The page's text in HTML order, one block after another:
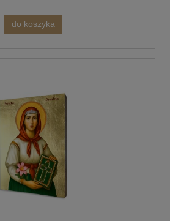
do koszyka